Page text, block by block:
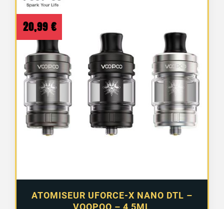
ATOMISEUR UFORCE-X NANO DTL –
VOOPOO – 4,5ML
20,99 €